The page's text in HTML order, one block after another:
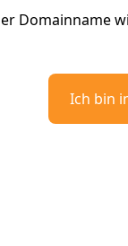
Domainname
Ich bin